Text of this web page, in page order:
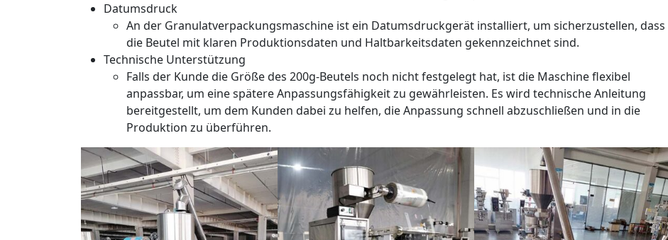
Datumsdruck
An der Granulatverpackungsmaschine ist ein Datumsdruckgerät installiert, um sicherzustellen, dass
die Beutel mit klaren Produktionsdaten und Haltbarkeitsdaten gekennzeichnet sind.
Technische Unterstützung
Falls der Kunde die Größe des 200g-Beutels noch nicht festgelegt hat, ist die Maschine flexibel
anpassbar, um eine spätere Anpassungsfähigkeit zu gewährleisten. Es wird technische Anleitung
bereitgestellt, um dem Kunden dabei zu helfen, die Anpassung schnell abzuschließen und in die
Produktion zu überführen.